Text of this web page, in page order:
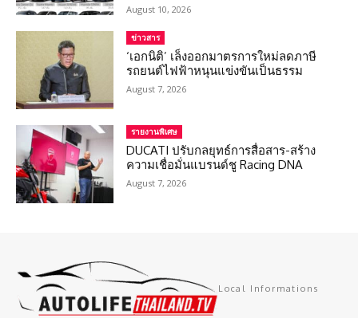
August 10, 2026
ข่าวสาร
‘เอกนิติ’ เล็งออกมาตรการใหม่ลดภาษี
รถยนต์ไฟฟ้าหนุนแข่งขันเป็นธรรม
August 7, 2026
รายงานพิเศษ
DUCATI ปรับกลยุทธ์การสื่อสาร-สร้าง
ความเชื่อมั่นแบรนด์ชู Racing DNA
August 7, 2026
Local Informations